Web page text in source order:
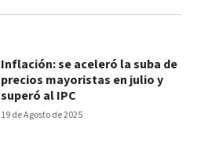
19 de Agosto de 2025
Inflación: se aceleró la suba de
precios mayoristas en julio y
superó al IPC